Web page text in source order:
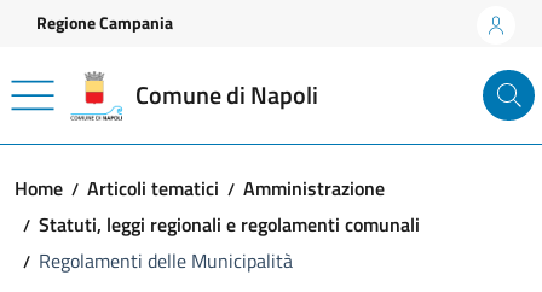
Vai ai contenuti
Vai al footer
Regione Campania
Comune di Napoli
Home Articoli tematici
Amministrazione
Statuti, leggi regionali e regolamenti comunali
Regolamenti delle Municipalità